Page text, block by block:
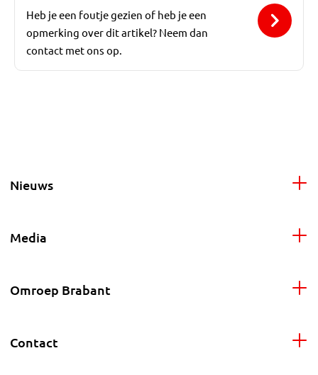
Heb je een foutje gezien of heb je een
opmerking over dit artikel? Neem dan
contact met ons op.
Nieuws
Media
Omroep Brabant
Contact